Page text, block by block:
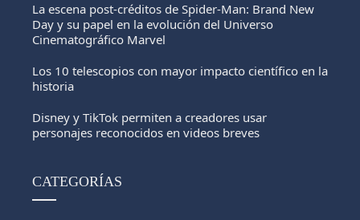
La escena post-créditos de Spider-Man: Brand New
Day y su papel en la evolución del Universo
Cinematográfico Marvel
Los 10 telescopios con mayor impacto científico en la
historia
Disney y TikTok permiten a creadores usar
personajes reconocidos en videos breves
CATEGORÍAS